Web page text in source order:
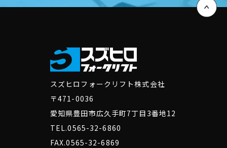
スズヒロフォークリフト株式会社
〒471-0036
愛知県豊田市広久手町7丁目3番地12
TEL.0565-32-6860
FAX.0565-32-6869